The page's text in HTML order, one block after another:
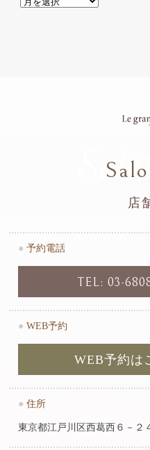
店
● 予約電話
TEL: 03-
● WEB予約
WEB予約は
● 住所
東京都江戸川区西葛西６－